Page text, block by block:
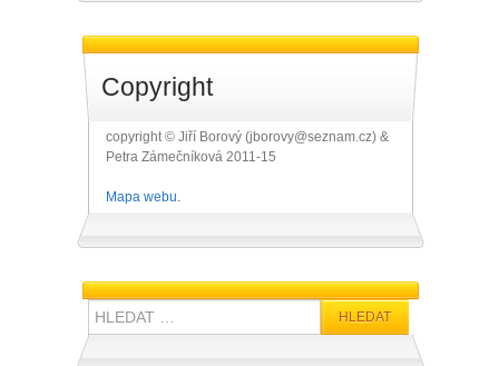
Copyright
copyright © Jiří Borový (jborovy@seznam.cz) &
Petra Zámečníková 2011-15
Mapa webu.
Hledat: